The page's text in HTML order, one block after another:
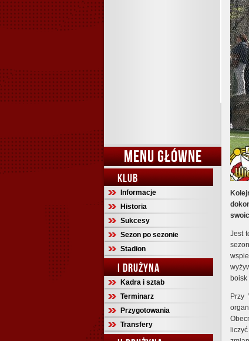
MENU GŁÓWNE
KLUB
Informacje
Historia
Sukcesy
Sezon po sezonie
Stadion
I DRUŻYNA
Kadra i sztab
Terminarz
Przygotowania
Transfery
Jest
boisk
Przy